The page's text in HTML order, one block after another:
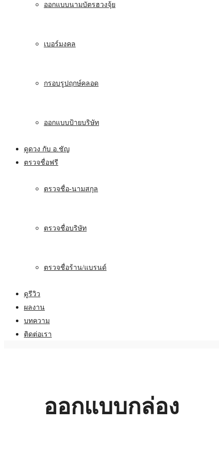
ออกแบบนามบัตรฮวงจุ้ย
เบอร์มงคล
กรอบรูปฤกษ์คลอด
ออกแบบป้ายบริษัท
ดูดวง กับ อ.ชัญ
ตรวจชื่อฟรี
ตรวจชื่อ-นามสกุล
ตรวจชื่อบริษัท
ตรวจชื่อร้าน/แบรนด์
ดูรีวิว
ผลงาน
บทความ
ติดต่อเรา
ออกแบบกล่อง